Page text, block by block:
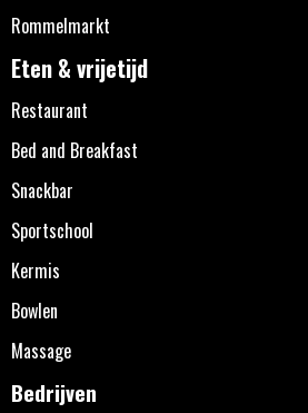
Rommelmarkt
Eten & vrijetijd
Restaurant
Bed and Breakfast
Snackbar
Sportschool
Kermis
Bowlen
Massage
Bedrijven